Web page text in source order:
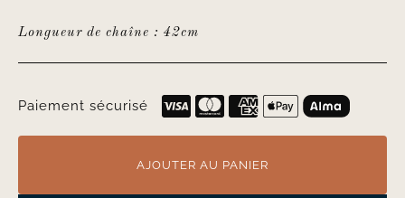
Longueur de chaîne : 42cm
Paiement sécurisé
AJOUTER AU PANIER